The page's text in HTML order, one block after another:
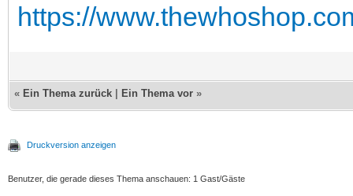
https://
« Ein Thema zurück Ein Thema vor »
Druckversion anzeigen
Benutzer, die gerade dieses Thema anschauen: 1 Gast/Gäste